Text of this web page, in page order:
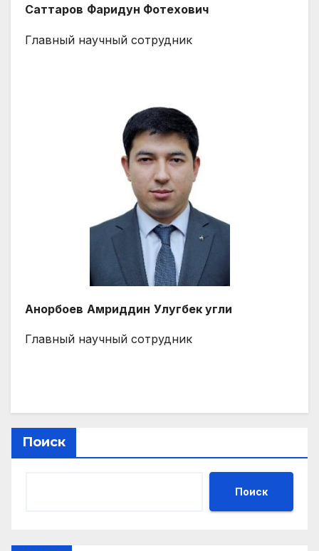
Саттаров Фаридун Фотехович
Главный научный сотрудник
Анорбоев Амриддин Улугбек угли
Главный научный сотрудник
Поиск
Поиск